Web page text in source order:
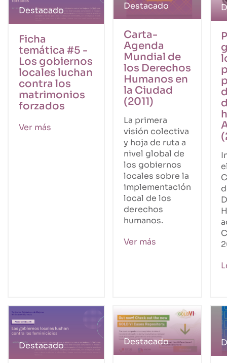
Destacado
Ficha
temática #5 -
Los gobiernos
locales luchan
contra los
matrimonios
forzados
Ver más
Destacado
Carta-
Agenda
Mundial de
los Derechos
Humanos en
la Ciudad
(2011)
La primera
visión colectiva
y hoja de ruta a
nivel global de
los gobiernos
locales sobre la
implementación
local de los
derechos
humanos.
Ver más
Destacado Destacado